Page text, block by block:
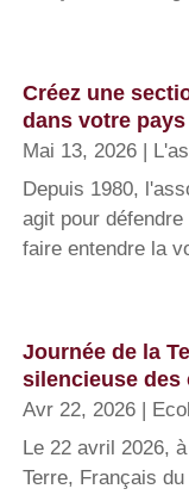
Créez une
dans votre pays
Mai 13, 2026
Depuis 1980,
agit pour
faire entendre la
Journée de la
silencieuse des
Avr 22, 2026
Le 22 avril 2026,
Terre, Français